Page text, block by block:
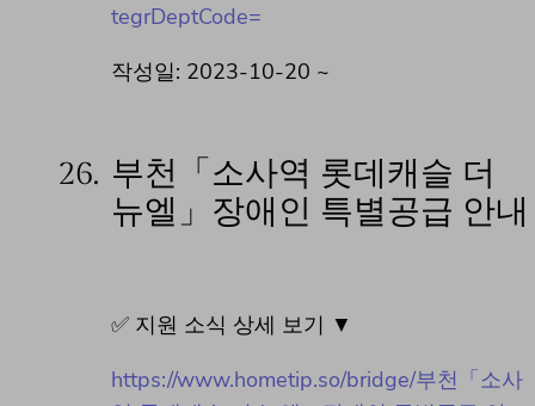
tegrDeptCode=
작성일: 2023-10-20 ~
26. 부천「소사역 롯데캐슬 더
뉴엘」장애인 특별공급 안내
✅ 지원 소식 상세 보기 ▼
https://www.hometip.so/bridge/부천「소사